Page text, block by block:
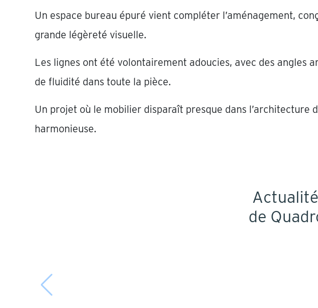
Un espace bureau épuré vient compléter l’aménagement,
grande légèreté visuelle.
Les lignes ont été volontairement adoucies, avec des angles
de fluidité dans toute la pièce.
Un projet où le mobilier disparaît presque dans
harmonieuse.
de